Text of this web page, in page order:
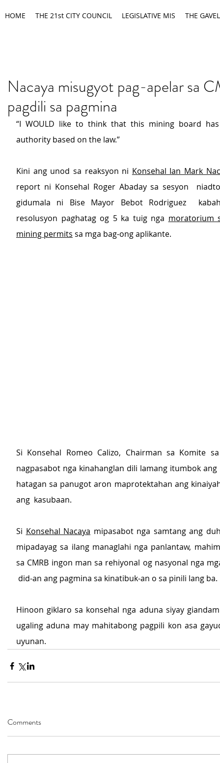
HOME THE 21st CITY COUNCIL LEGISLATIVE MIS THE GAVEL
Nacaya misugyot pag-apelar sa
pagdili sa pagmina
“I WOULD like to think that this mining board
authority based on the law.”
Kini ang unod sa reaksyon ni Konsehal Ian Mark
report ni Konsehal Roger Abaday sa sesyon
gidumala ni Bise Mayor Bebot Rodriguez
resolusyon paghatag og 5 ka tuig nga moratorium
mining permits sa mga bag-ong aplikante.
Si Konsehal Romeo Calizo, Chairman sa Komite
nagpasabot nga kinahanglan dili lamang itumbok
hatagan sa panugot aron maprotektahan ang
ang  kasubaan.
Si Konsehal Nacaya mipasabot nga samtang ang
mipadayag sa ilang managlahi nga panlantaw,
sa CMRB ingon man sa rehiyonal og nasyonal nga
did-an ang pagmina sa kinatibuk-an o sa pinili lang ba.
Hinoon giklaro sa konsehal nga aduna siyay
ugaling aduna may mahitabong pagpili kon asa
uyunan.
Comments